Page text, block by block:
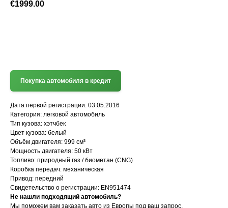
€1999.00
Покупка автомобиля в кредит
Дата первой регистрации: 03.05.2016
Категория: легковой автомобиль
Тип кузова: хэтчбек
Цвет кузова: белый
Объём двигателя: 999 см³
Мощность двигателя: 50 кВт
Топливо: природный газ / биометан (CNG)
Коробка передач: механическая
Привод: передний
Свидетельство о регистрации: EN951474
Не нашли подходящий автомобиль?
Мы поможем вам заказать авто из Европы под ваш запрос.